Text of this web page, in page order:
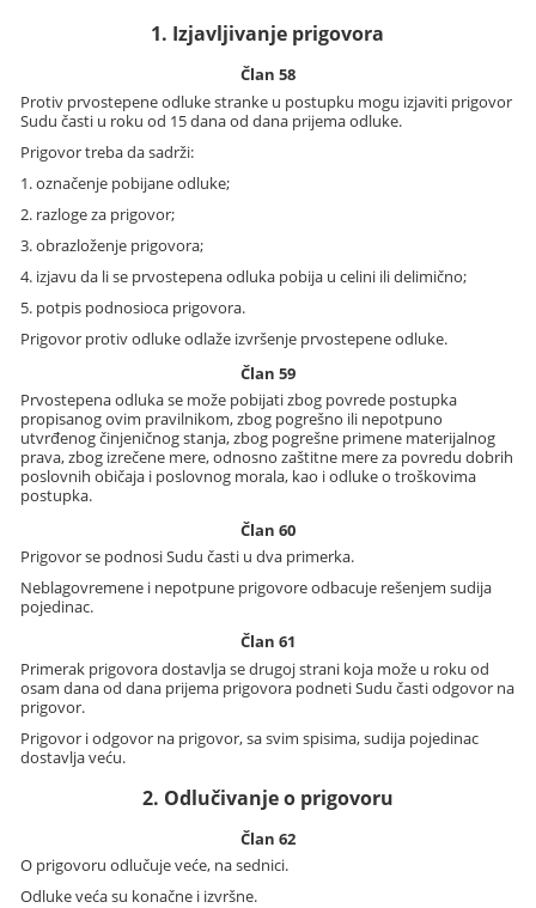
1. Izjavljivanje prigovora
Član 58
Protiv prvostepene odluke stranke u postupku mogu izjaviti prigovor
Sudu časti u roku od 15 dana od dana prijema odluke.
Prigovor treba da sadrži:
1. označenje pobijane odluke;
2. razloge za prigovor;
3. obrazloženje prigovora;
4. izjavu da li se prvostepena odluka pobija u celini ili delimično;
5. potpis podnosioca prigovora.
Prigovor protiv odluke odlaže izvršenje prvostepene odluke.
Član 59
Prvostepena odluka se može pobijati zbog povrede postupka
propisanog ovim pravilnikom, zbog pogrešno ili nepotpuno
utvrđenog činjeničnog stanja, zbog pogrešne primene materijalnog
prava, zbog izrečene mere, odnosno zaštitne mere za povredu dobrih
poslovnih običaja i poslovnog morala, kao i odluke o troškovima
postupka.
Član 60
Prigovor se podnosi Sudu časti u dva primerka.
Neblagovremene i nepotpune prigovore odbacuje rešenjem sudija
pojedinac.
Član 61
Primerak prigovora dostavlja se drugoj strani koja može u roku od
osam dana od dana prijema prigovora podneti Sudu časti odgovor na
prigovor.
Prigovor i odgovor na prigovor, sa svim spisima, sudija pojedinac
dostavlja veću.
2. Odlučivanje o prigovoru
Član 62
O prigovoru odlučuje veće, na sednici.
Odluke veća su konačne i izvršne.